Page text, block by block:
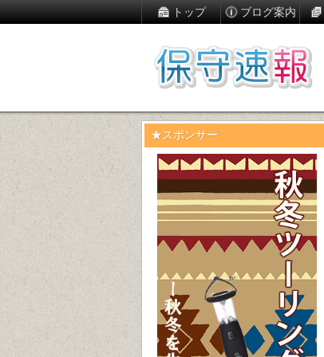
トップ ブログ案内
★スポンサー